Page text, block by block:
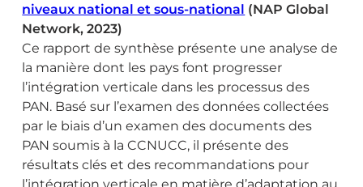
niveaux national et sous-national (NAP Global
Network, 2023)
Ce rapport de synthèse présente une analyse de
la manière dont les pays font progresser
l’intégration verticale dans les processus des
PAN. Basé sur l’examen des données collectées
par le biais d’un examen des documents des
PAN soumis à la CCNUCC, il présente des
résultats clés et des recommandations pour
l’intégration verticale en matière d’adaptation au